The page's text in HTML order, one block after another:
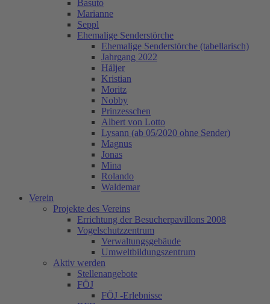
Basuto
Marianne
Seppl
Ehemalige Senderstörche
Ehemalige Senderstörche (tabellarisch)
Jahrgang 2022
Håljer
Kristian
Moritz
Nobby
Prinzesschen
Albert von Lotto
Lysann (ab 05/2020 ohne Sender)
Magnus
Jonas
Mina
Rolando
Waldemar
Verein
Projekte des Vereins
Errichtung der Besucherpavillons 2008
Vogelschutzzentrum
Verwaltungsgebäude
Umweltbildungszentrum
Aktiv werden
Stellenangebote
FÖJ
FÖJ -Erlebnisse